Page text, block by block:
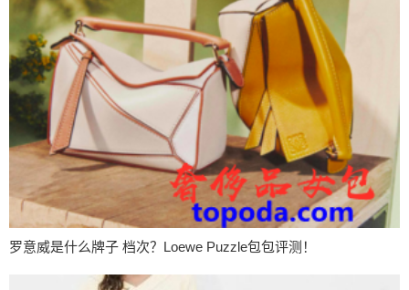
罗意威是什么牌子 档次？Loewe Puzzle包包评测！